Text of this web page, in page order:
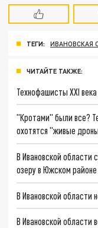
ТЕГИ: ИВАНОВСКАЯ
ЧИТАЙТЕ ТАКЖЕ:
Технофашисты XXI века
"Кротами" были все?
охотятся "живые
В Ивановской области
озеру в Южском районе
В Ивановской области
В Ивановской области